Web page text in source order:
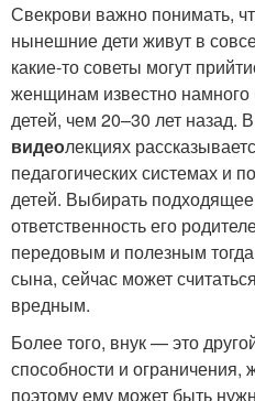
Свекрови важно понимать,
нынешние дети живут в
какие-то советы могут
женщинам известно
детей, чем 20–30 лет назад. В
видеолекциях
педагогических системах и
детей. Выбирать
ответственность его
передовым и полезным
сына, сейчас может
вредным.
Более того, внук — это
способности и ограничения,
поэтому ему может быть